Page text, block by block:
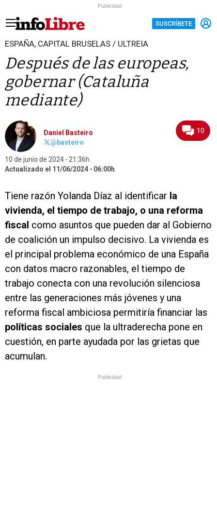
Publicidad
SUSCRÍBETE
ESPAÑA, CAPITAL BRUSELAS / ULTREIA
Después de las europeas,
gobernar (Cataluña
mediante)
Daniel Basteiro
@basteiro
10 de junio de 2024
21:36h
Actualizado el 11/06/2024
06:00h
10
Tiene razón Yolanda Díaz al identificar la
vivienda, el tiempo de trabajo, o una reforma
fiscal como asuntos que pueden dar al Gobierno
de coalición un impulso decisivo. La vivienda es
el principal problema económico de una España
con datos macro razonables, el tiempo de
trabajo conecta con una revolución silenciosa
entre las generaciones más jóvenes y una
reforma fiscal ambiciosa permitiría financiar las
políticas sociales que la ultraderecha pone en
cuestión, en parte ayudada por las grietas que
acumulan.
Publicidad